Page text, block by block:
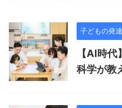
子どもの発達
【AI時
科学が教